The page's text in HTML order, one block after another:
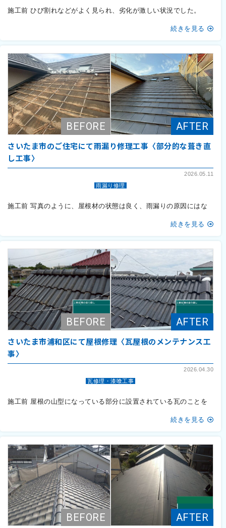
施工前 ひび割れなどがよく見られ、劣化が激しい状況でした。
続きを見る
さいたま市のご住宅にて雨漏り修理工事〈部分的な葺き直
し工事〉
2026.05.11
雨漏り修理
施工前 写真のように、屋根材の状態は良く、雨漏りの原因にはな
続きを見る
さいたま市浦和区にて屋根修理〈瓦屋根のメンテナンス工
事〉
2026.04.30
瓦修理・漆喰工事
施工前 屋根の山型になっている部分に設置されている瓦のことを
続きを見る